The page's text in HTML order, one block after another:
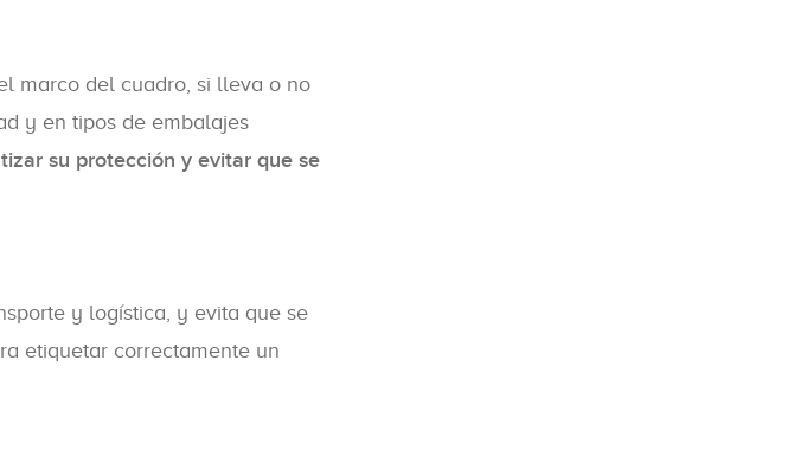
marco del cuadro, si lleva o no
y en tipos de embalajes
su protección y evitar que se
y logística, y evita que se
etiquetar correctamente un